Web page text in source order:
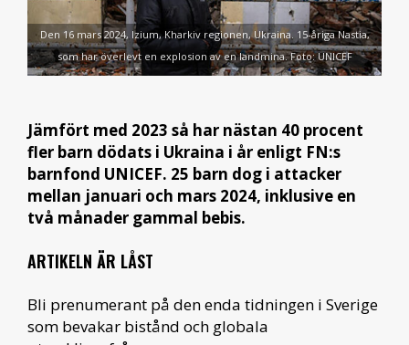
Den 16 mars 2024, Izium, Kharkiv regionen, Ukraina. 15-åriga Nastia,
som har överlevt en explosion av en landmina. Foto: UNICEF
Jämfört med 2023 så har nästan 40 procent
fler barn dödats i Ukraina i år enligt FN:s
barnfond UNICEF. 25 barn dog i attacker
mellan januari och mars 2024, inklusive en
två månader gammal bebis.
ARTIKELN ÄR LÅST
Bli prenumerant på den enda tidningen i Sverige
som bevakar bistånd och globala